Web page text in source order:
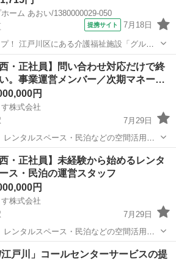
ーム あおい/1380000029-050
提携サイト 7月18日
！ 江戸川区にある介護福祉施設「グルー
スタッフ（正社員）の求人募集◎ あなたの
かせる「介護主任」のお仕事です。 ◎応
資格...
ムヘルパー
西・正社員】問い合わせ対応だけで終
。事業運営メンバー／次期マネー…
円
株式会社
7月29日
ンタルスペース・民泊などの空間活用事
上は約2.5億円。今回は、顧客対応だけで
外部業者をつなぎ、事業を前に進める運
営メンバーを募集します。 決...
西駅 その他 事務所
西・正社員】未経験から始めるレンタ
ス・民泊の運営スタッフ
円
株式会社
7月29日
ンタルスペース・民泊などの空間活用事
、運営を支える正社員メンバーを募集し
西駅
/江戸川」コールセンターサービスの提